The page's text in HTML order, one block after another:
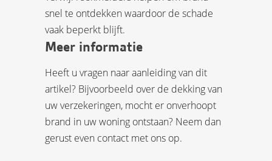
snel te ontdekken waardoor de schade
vaak beperkt blijft.
Meer informatie
Heeft u vragen naar aanleiding van dit
artikel? Bijvoorbeeld over de dekking van
uw verzekeringen, mocht er onverhoopt
brand in uw woning ontstaan? Neem dan
gerust even contact met ons op.